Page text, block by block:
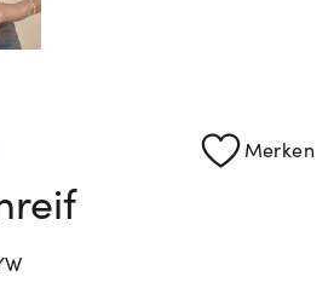
Merken